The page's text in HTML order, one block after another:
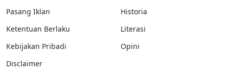
Pasang Iklan
Ketentuan Berlaku
Kebijakan Pribadi
Disclaimer
Historia
Literasi
Opini